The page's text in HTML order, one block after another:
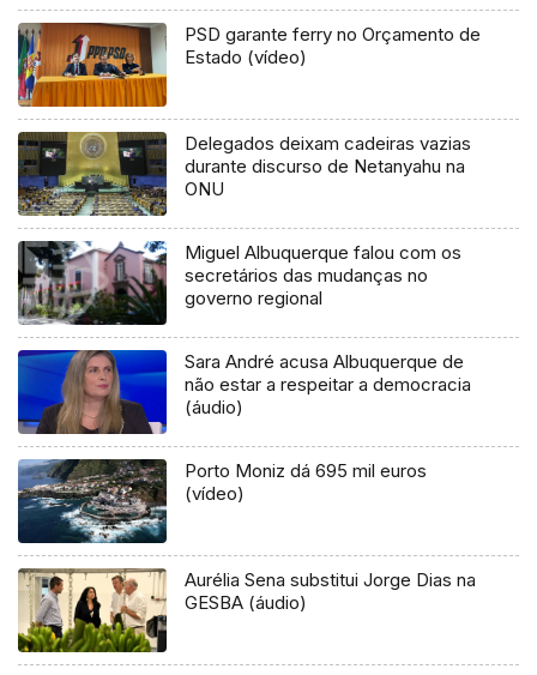
PSD garante ferry no Orçamento de
Estado (vídeo)
Delegados deixam cadeiras vazias
durante discurso de Netanyahu na
ONU
Miguel Albuquerque falou com os
secretários das mudanças no
governo regional
Sara André acusa Albuquerque de
não estar a respeitar a democracia
(áudio)
Porto Moniz dá 695 mil euros
(vídeo)
Aurélia Sena substitui Jorge Dias na
GESBA (áudio)